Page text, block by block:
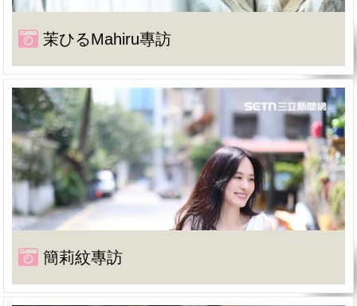
茉ひるMahiru專訪
簡莉紋專訪